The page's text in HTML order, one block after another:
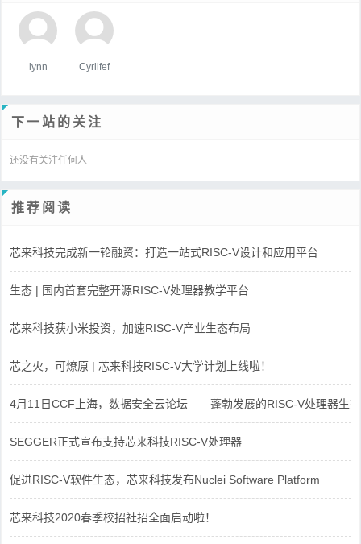
lynn Cyrilfef
下一站的关注
还没有关注任何人
推荐阅读
芯来科技完成新一轮融资：打造一站式RISC-V设计和应用平台
生态 | 国内首套完整开源RISC-V处理器教学平台
芯来科技获小米投资，加速RISC-V产业生态布局
芯之火，可燎原 | 芯来科技RISC-V大学计划上线啦！
4月11日CCF上海，数据安全云论坛——蓬勃发展的RISC-V处理器生态
SEGGER正式宣布支持芯来科技RISC-V处理器
促进RISC-V软件生态，芯来科技发布Nuclei Software Platform
芯来科技2020春季校招社招全面启动啦！